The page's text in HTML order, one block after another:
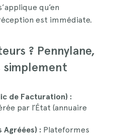
qu’en
est immédiate.
? Pennylane,
simplement
de Facturation) :
par l’État (annuaire
Agréées) : Plateformes